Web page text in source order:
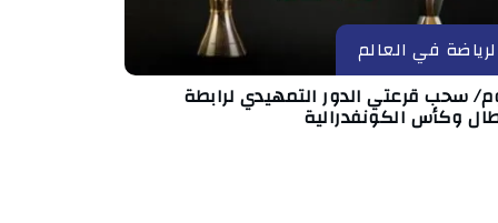
في العالم
سحب قرعتي الدور التمهيدي لرابطة
وكأس الكونفدرالية